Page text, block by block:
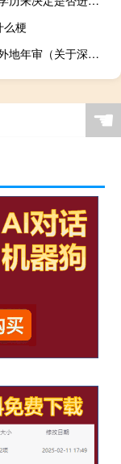
么梗
深圳车在外地年审（关于深圳车在外地年审的介绍）
☚